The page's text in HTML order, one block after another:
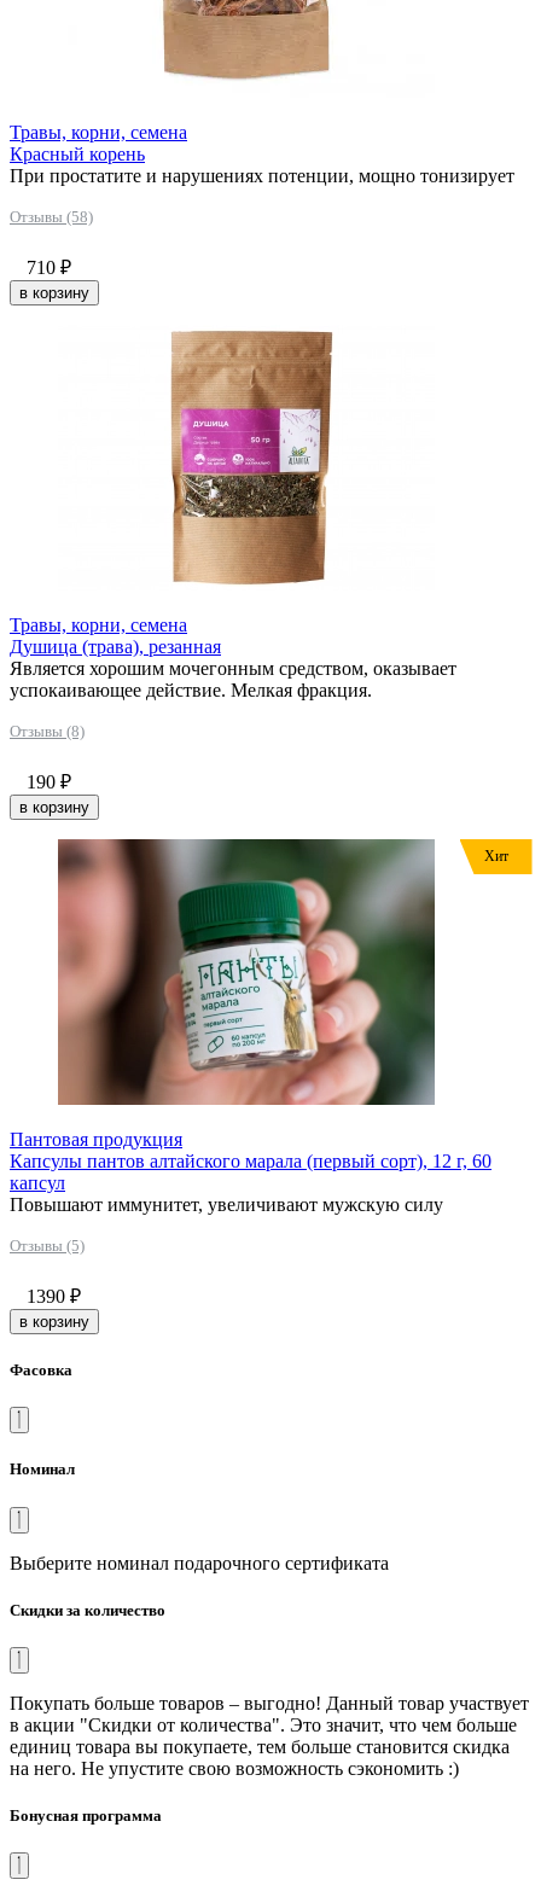
Травы, корни, семена
Красный корень
При простатите и нарушениях потенции, мощно тонизирует
Отзывы (58)
710 ₽
в корзину
Травы, корни, семена
Душица (трава), резанная
Является хорошим мочегонным средством, оказывает
успокаивающее действие. Мелкая фракция.
Отзывы (8)
190 ₽
в корзину
Хит
Пантовая продукция
Капсулы пантов алтайского марала (первый сорт), 12 г, 60
капсул
Повышают иммунитет, увеличивают мужскую силу
Отзывы (5)
1390 ₽
в корзину
Фасовка
Номинал
Выберите номинал подарочного сертификата
Скидки за количество
Покупать больше товаров – выгодно! Данный товар участвует
в акции "Скидки от количества". Это значит, что чем больше
единиц товара вы покупаете, тем больше становится скидка
на него. Не упустите свою возможность сэкономить :)
Бонусная программа